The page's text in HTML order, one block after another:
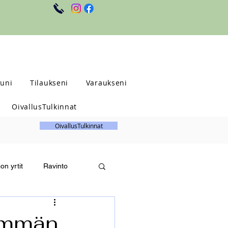
Tilaukseni Varaukseni
OivallusTulkinnat
OivallusTulkinnat
yrtit Ravinto
Holistinen hyvinvointi